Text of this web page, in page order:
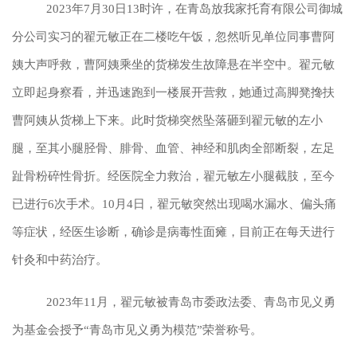
2023年7月30日13时许，在青岛放我家托育有限公司御城
分公司实习的翟元敏正在二楼吃午饭，忽然听见单位同事曹阿
姨大声呼救，曹阿姨乘坐的货梯发生故障悬在半空中。翟元敏
立即起身察看，并迅速跑到一楼展开营救，她通过高脚凳搀扶
曹阿姨从货梯上下来。此时货梯突然坠落砸到翟元敏的左小
腿，至其小腿胫骨、腓骨、血管、神经和肌肉全部断裂，左足
趾骨粉碎性骨折。经医院全力救治，翟元敏左小腿截肢，至今
已进行6次手术。10月4日，翟元敏突然出现喝水漏水、偏头痛
等症状，经医生诊断，确诊是病毒性面瘫，目前正在每天进行
针灸和中药治疗。
2023年11月，翟元敏被青岛市委政法委、青岛市见义勇
为基金会授予“青岛市见义勇为模范”荣誉称号。